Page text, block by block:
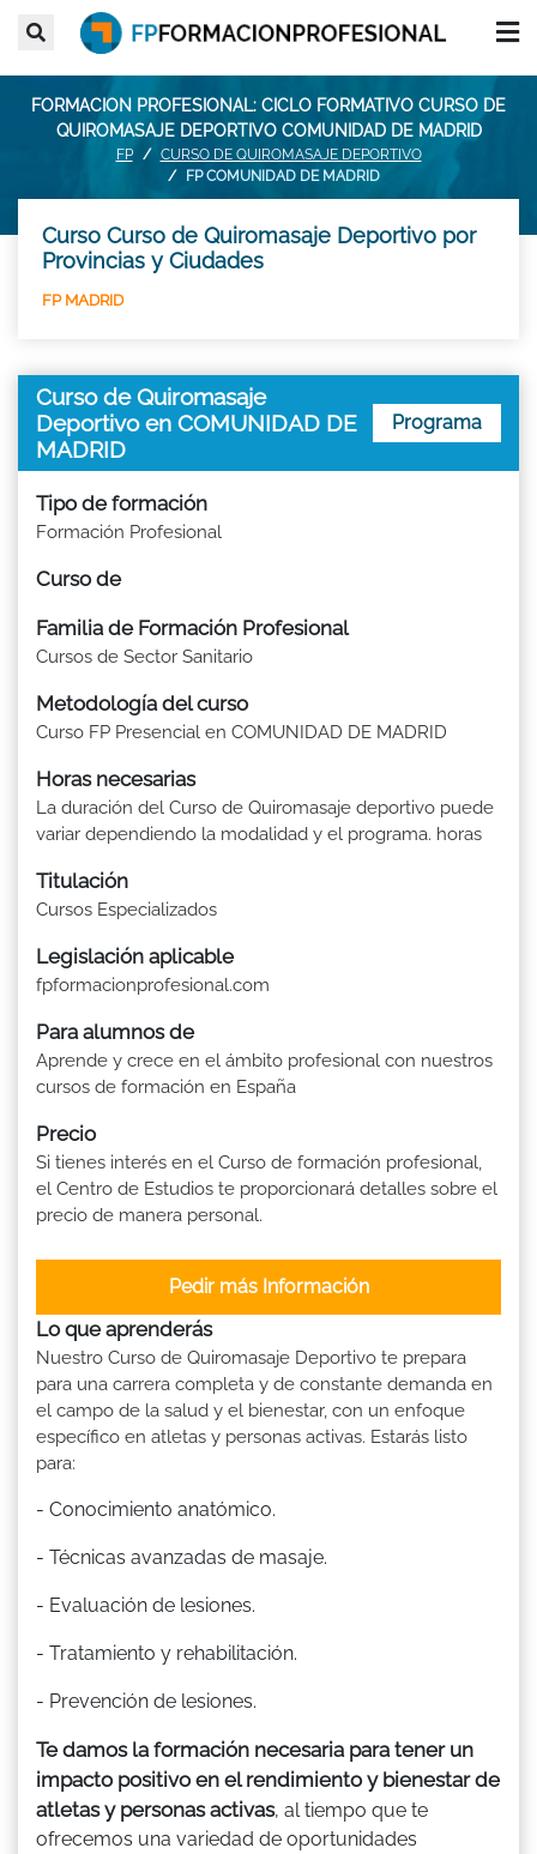
FORMACION PROFESIONAL: CICLO FORMATIVO CURSO DE
QUIROMASAJE DEPORTIVO COMUNIDAD DE MADRID
FP
CURSO DE QUIROMASAJE DEPORTIVO
FP COMUNIDAD DE MADRID
Curso Curso de Quiromasaje Deportivo por
Provincias y Ciudades
FP MADRID
Curso de Quiromasaje
Deportivo en COMUNIDAD DE
MADRID
Programa
Tipo de formación
Formación Profesional
Curso de
Familia de Formación Profesional
Cursos de Sector Sanitario
Metodología del curso
Curso FP Presencial en COMUNIDAD DE MADRID
Horas necesarias
La duración del Curso de Quiromasaje deportivo puede
variar dependiendo la modalidad y el programa. horas
Titulación
Cursos Especializados
Legislación aplicable
fpformacionprofesional.com
Para alumnos de
Aprende y crece en el ámbito profesional con nuestros
cursos de formación en España
Precio
Si tienes interés en el Curso de formación profesional,
el Centro de Estudios te proporcionará detalles sobre el
precio de manera personal.
Pedir más Información
Lo que aprenderás
Nuestro Curso de Quiromasaje Deportivo te prepara
para una carrera completa y de constante demanda en
el campo de la salud y el bienestar, con un enfoque
específico en atletas y personas activas. Estarás listo
para:
- Conocimiento anatómico.
- Técnicas avanzadas de masaje.
- Evaluación de lesiones.
- Tratamiento y rehabilitación.
- Prevención de lesiones.
Te damos la formación necesaria para tener un
impacto positivo en el rendimiento y bienestar de
atletas y personas activas, al tiempo que te
ofrecemos una variedad de oportunidades